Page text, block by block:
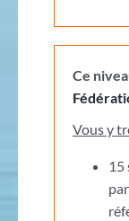
Ce
Vous y
15